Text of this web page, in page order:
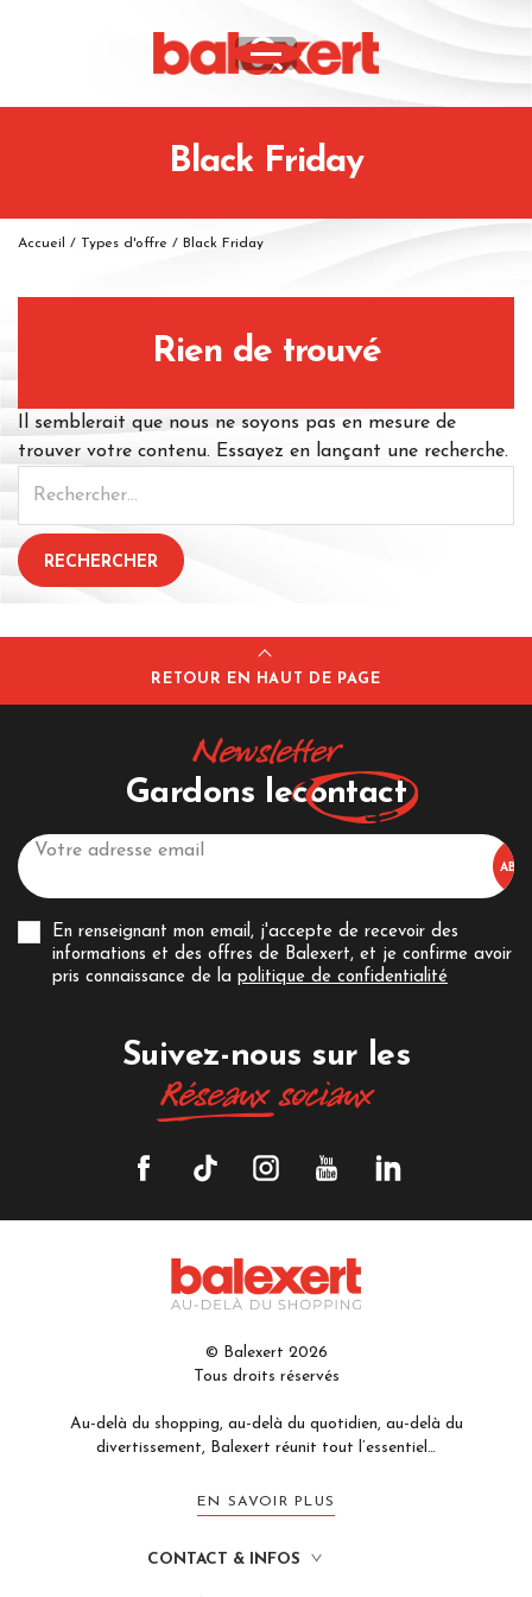
Black Friday
Accueil / Types d'offre / Black Friday
Rien de trouvé
Il semblerait que nous ne soyons pas en mesure de
trouver votre contenu. Essayez en lançant une recherche.
RETOUR EN HAUT DE PAGE
Newsletter
Gardons lecontact
En renseignant mon email, j'accepte de recevoir des
informations et des offres de Balexert, et je confirme avoir
pris connaissance de la politique de confidentialité
Suivez-nous sur les
Réseauxsociaux
© Balexert 2026
Tous droits réservés
Au-delà du shopping, au-delà du quotidien, au-delà du
divertissement, Balexert réunit tout l’essentiel…
EN SAVOIR PLUS
CONTACT & INFOS